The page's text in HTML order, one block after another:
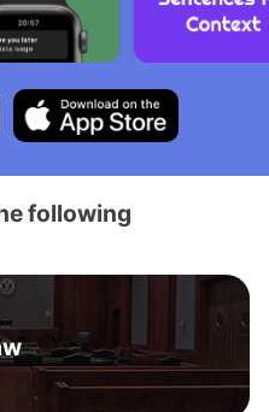
following